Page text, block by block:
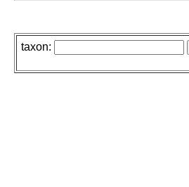
taxon: